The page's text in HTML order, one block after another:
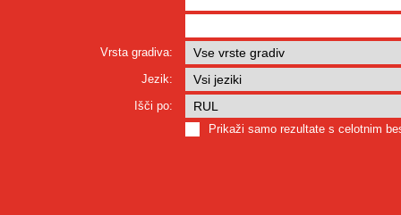
Vrsta gradiva:
Jezik:
Išči po:
Prikaži samo rezultate s celotnim